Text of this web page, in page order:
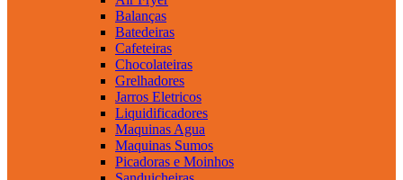
Balanças
Batedeiras
Cafeteiras
Chocolateiras
Grelhadores
Jarros Eletricos
Liquidificadores
Maquinas Agua
Maquinas Sumos
Picadoras e Moinhos